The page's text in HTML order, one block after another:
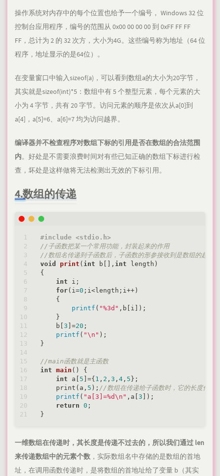
操作系统对内存中的每个位置也给予一个编号， Windows 32 位
控制台应用程序，编号的范围从 0x00 00 00 00 到 0xFF FF FF
FF，总计为 2 的 32 次方，大小为4G。这些编号称为地址（64 位
程序，地址显示的是64位）。
在变量窗口中输入sizeof(a)，可以看到数组a的大小为20字节，
其实就是sizeof(int)*5：数组中有 5 个整型元素，每个元素的大
小为 4 字节，共有 20 字节。访问元素的顺序是依次从a[0]到
a[4]，a[5]=6、a[6]=7 均为访问越界。
编译器并不检查程序对数组下标的引用是否在数组的合法范围
内。好处是不需要浪费时间对有些已知正确的数组下标进行检
查，坏处是这样做将无法检测出无效的下标引用。
4.数组的传递
#include <stdio.h>
//子函数把某一个常用功能，封装起来的作用
//数组名传递到子函数后，子函数的形参接收到是数组的起始
void
print ( int b[], int length)
{
int i;
for(i=0 ;i<length;i++)
    {
printf ( "%3d" ,b[i]);
    }
    b[
3 ]=20 ;
printf ( "\n" );
}
//main函数就是主函数
int main ()
{
int a[ 5 ]={ 1 , 2 , 3 , 4 , 5 };
    print(a,
5 ); //数组在传递给子函数时，它的长度传递
printf ( "a[3]=%d\n" ,a[ 3 ]);
return 0 ;
一维数组在传递时，其长度是传递不过去的，所以我们通过 len
来传递数组中的元素个数 ，实际数组名中存储的是数组的首地
址，在调用函数传递时，是将数组的首地址给了变量 b（其实